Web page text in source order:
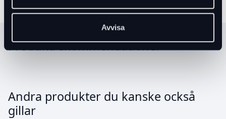
Avvisa
Produktrekommendationer
Andra produkter du kanske också
gillar